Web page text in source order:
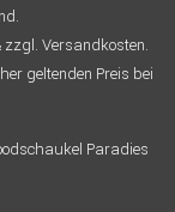
zzgl. Versandkosten.
geltenden Preis bei
Paradies